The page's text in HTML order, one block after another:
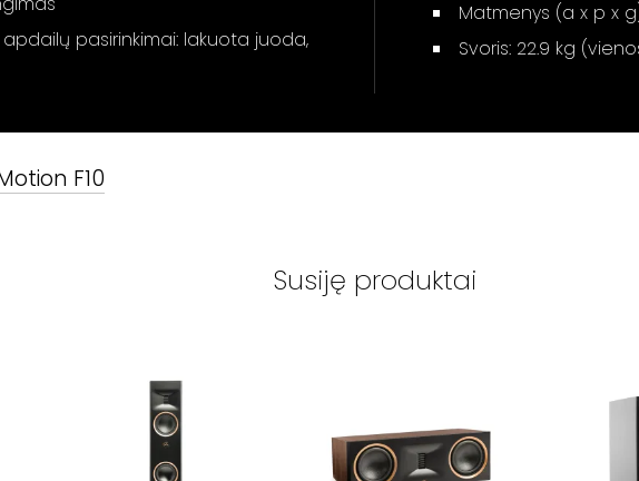
pasirinkimai: lakuota juoda,
Matmenys (a x p x
Svoris: 22.9 kg
F10
Susiję produktai